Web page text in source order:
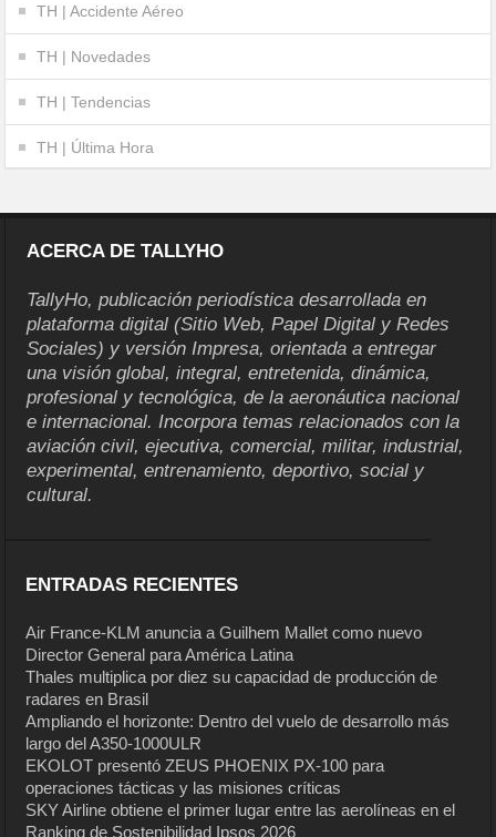
TH | Accidente Aéreo
TH | Novedades
TH | Tendencias
TH | Última Hora
ACERCA DE TALLYHO
TallyHo, publicación periodística desarrollada en
plataforma digital (Sitio Web, Papel Digital y Redes
Sociales) y versión Impresa, orientada a entregar
una visión global, integral, entretenida, dinámica,
profesional y tecnológica, de la aeronáutica nacional
e internacional. Incorpora temas relacionados con la
aviación civil, ejecutiva, comercial, militar, industrial,
experimental, entrenamiento, deportivo, social y
cultural.
ENTRADAS RECIENTES
Air France-KLM anuncia a Guilhem Mallet como nuevo
Director General para América Latina
Thales multiplica por diez su capacidad de producción de
radares en Brasil
Ampliando el horizonte: Dentro del vuelo de desarrollo más
largo del A350-1000ULR
EKOLOT presentó ZEUS PHOENIX PX-100 para
operaciones tácticas y las misiones críticas
SKY Airline obtiene el primer lugar entre las aerolíneas en el
Ranking de Sostenibilidad Ipsos 2026